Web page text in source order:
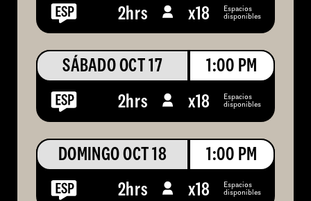
2hrs
x18 Espacios
disponibles
SÁBADO OCT 17
1:00 PM
2hrs
x18 Espacios
disponibles
DOMINGO OCT 18
1:00 PM
2hrs
x18 Espacios
disponibles